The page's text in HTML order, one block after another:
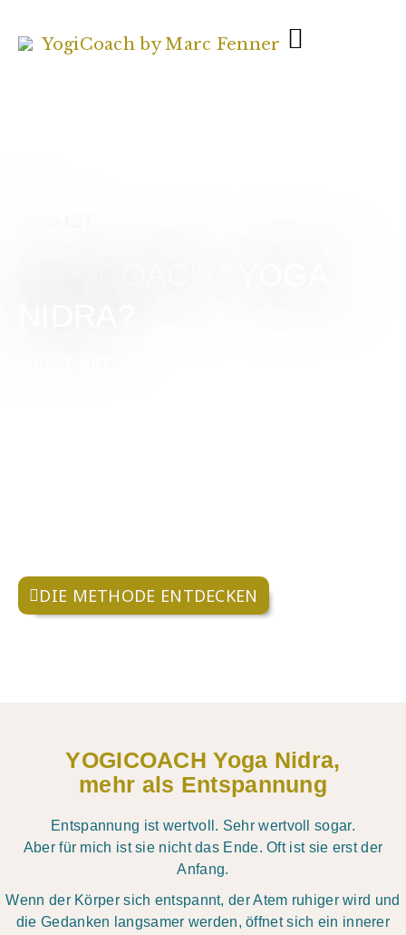
DIE METHODE ENTDECKEN
YOGICOACH Yoga Nidra,
mehr als Entspannung
Entspannung ist wertvoll. Sehr wertvoll sogar.
Aber für mich ist sie nicht das Ende. Oft ist sie erst der
Anfang.
Wenn der Körper sich entspannt, der Atem ruhiger wird und
die Gedanken langsamer werden, öffnet sich ein innerer